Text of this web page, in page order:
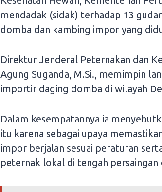
mendadak (sidak) terhadap 13
domba dan kambing impor yang
Direktur Jenderal Peternakan dan
Agung Suganda, M.Si., memimpin
importir daging domba di wilayah
Dalam kesempatannya ia
itu karena sebagai upaya
impor berjalan sesuai peraturan
peternak lokal di tengah